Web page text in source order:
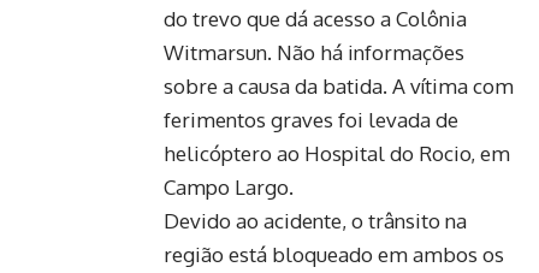
do trevo que dá acesso a Colônia
Witmarsun. Não há informações
sobre a causa da batida. A vítima com
ferimentos graves foi levada de
helicóptero ao Hospital do Rocio, em
Campo Largo.
Devido ao acidente, o trânsito na
região está bloqueado em ambos os